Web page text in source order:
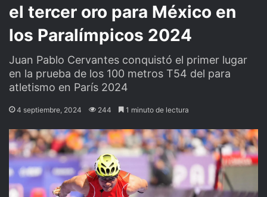
el tercer oro para México en
los Paralímpicos 2024
Juan Pablo Cervantes conquistó el primer lugar
en la prueba de los 100 metros T54 del para
atletismo en París 2024
4 septiembre, 2024 244 1 minuto de lectura